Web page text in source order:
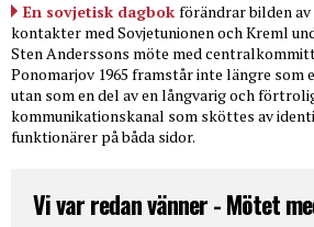
En sovjetisk dagbok förändrar bilden
kontakter med Sovjetunionen och Kreml
Sten Anderssons möte med
Ponomarjov 1965 framstår inte längre som
utan som en del av en långvarig och
kommunikationskanal som sköttes av
funktionärer på båda sidor.
Vi var redan vänner - Mötet